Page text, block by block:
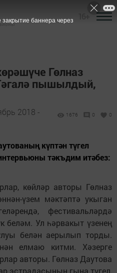
Гөлназ
пышылдый,
2018 -
1676 0 0
күптән түгел
тәкъдим итәбез:
көйләр авторы Гөлназ
үзем мәктәптә укыган
фестивальләрдә
беләм. Ул һәрвакыт үзенең
белән аерылып торды.
елмаю китми. Хәзерге
авторы. Гөлназ Даутова
эстрадасының гына түгел,
закрытие баннера через